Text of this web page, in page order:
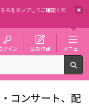
ちらをタップしてご確認くだ
グイン 会員登録 メニュー
コンサート、配